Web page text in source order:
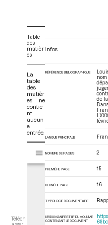
Téléch
Table
des
matièr
es
La
table
des
matièr
es ne
contie
nt
aucun
e
entrée.
s
Tome LXXXV - Du 26
Infos
RÉFÉRENCE BIBLIOGRAPHIQUE
de
LANGUE PRINCIPALE
NOMBRE DE PAGES 2
PREMIÈRE PAGE 15
DERNIÈRE PAGE 16
TYPOLOGIE DOCUMENTAIRE
URI DU MANIFEST IIIF DU VOLUME
CONTENANT LE DOCUMENT